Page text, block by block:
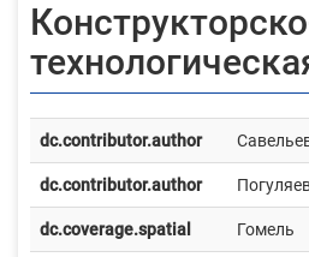
dc.contributor.author
dc.contributor.author
dc.coverage.spatial Гомель